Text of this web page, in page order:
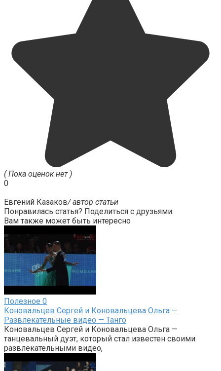
( Пока оценок нет )
0
Евгений Казаков/ автор статьи
Понравилась статья? Поделиться с друзьями:
Вам также может быть интересно
Полезное 0
Коновальцев Сергей и Коновальцева Ольга —
Развлекательные видео — Танго
Коновальцев Сергей и Коновальцева Ольга —
танцевальный дуэт, который стал известен своими
развлекательными видео,